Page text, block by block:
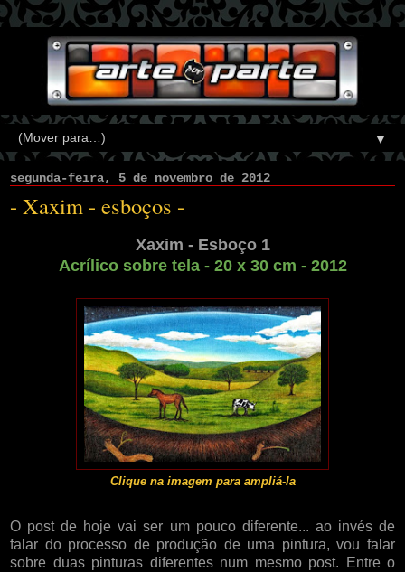
▼
segunda-feira, 5 de novembro de 2012
- Xaxim - esboços -
Xaxim - Esboço 1
Acrílico sobre tela - 20 x 30 cm - 2012
Clique na imagem para ampliá-la
O post de hoje vai ser um pouco diferente... ao invés de
falar do processo de produção de uma pintura, vou falar
sobre duas pinturas diferentes num mesmo post. Entre o